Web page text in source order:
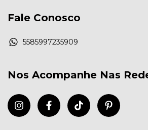
Fale Conosco
5585997235909
Nos Acompanhe Nas